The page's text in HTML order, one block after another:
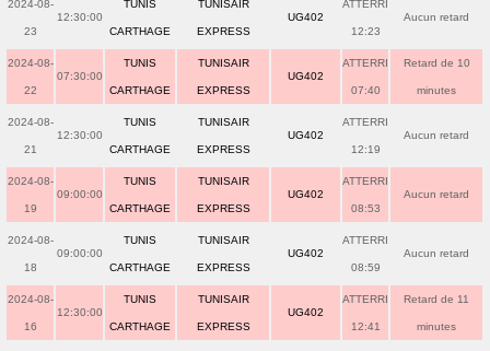
2024-08-
23
12:30:00
TUNIS
CARTHAGE
TUNISAIR
EXPRESS
UG402
ATTERRI
12:23
Aucun retard
2024-08-
22
07:30:00
TUNIS
CARTHAGE
TUNISAIR
EXPRESS
UG402
ATTERRI
07:40
Retard de 10
minutes
2024-08-
21
12:30:00
TUNIS
CARTHAGE
TUNISAIR
EXPRESS
UG402
ATTERRI
12:19
Aucun retard
2024-08-
19
09:00:00
TUNIS
CARTHAGE
TUNISAIR
EXPRESS
UG402
ATTERRI
08:53
Aucun retard
2024-08-
18
09:00:00
TUNIS
CARTHAGE
TUNISAIR
EXPRESS
UG402
ATTERRI
08:59
Aucun retard
2024-08-
16
12:30:00
TUNIS
CARTHAGE
TUNISAIR
EXPRESS
UG402
ATTERRI
12:41
Retard de 11
minutes